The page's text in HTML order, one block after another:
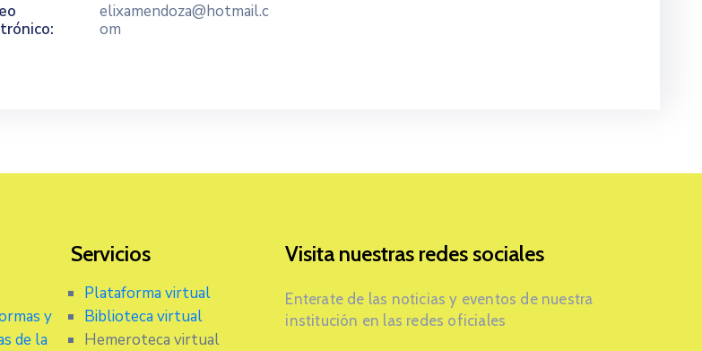
elixamendoza@hotmail.c
om
y
de la
Servicios
Plataforma virtual
Biblioteca virtual
Hemeroteca virtual
Visita nuestras redes sociales
Enterate de las noticias y eventos de nuestra
institución en las redes oficiales